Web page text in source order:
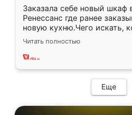
Заказала себе новый шкаф
Ренессанс где ранее
новую кухню.Чего искать,
вполне довольна. Служит
два года, нареканий нет.
Читать полностью
Еще